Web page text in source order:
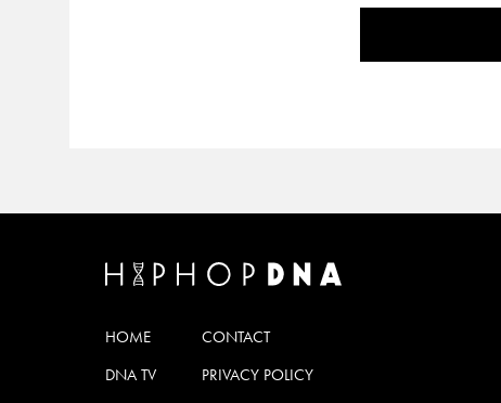
HOME
DNA TV
CONTACT
PRIVACY POLICY